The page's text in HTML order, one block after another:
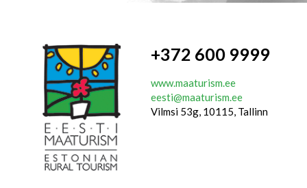
+372 600 9999
www.maaturism.ee
eesti@maaturism.ee
Vilmsi 53g, 10115, Tallinn